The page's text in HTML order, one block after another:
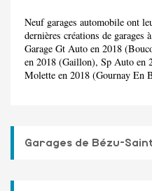
Neuf garages automobile ont
dernières créations de garages
Garage Gt Auto en 2018
en 2018 (Gaillon), Sp Auto
Molette en 2018 (Gournay En
Garages de Bézu-